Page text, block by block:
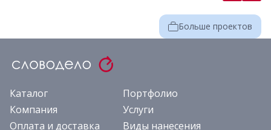
Больше проектов
Каталог
Портфолио
Компания
Услуги
Оплата и доставка
Виды нанесения